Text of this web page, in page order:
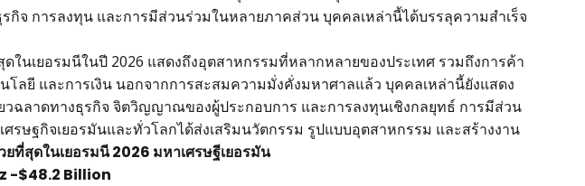
กิจ การลงทุน และการมีส่วนร่วมในหลายภาคส่วน บุคคลเหล่านี้ได้บรรลุความสำเร็จ
ในเยอรมนีในปี 2026 แสดงถึงอุตสาหกรรมที่หลากหลายของประเทศ รวมถึงการค้า
โลยี และการเงิน นอกจากการสะสมความมั่งคั่งมหาศาลแล้ว บุคคลเหล่านี้ยังแสดง
วฉลาดทางธุรกิจ จิตวิญญาณของผู้ประกอบการ และการลงทุนเชิงกลยุทธ์ การมีส่วน
ศรษฐกิจเยอรมันและทั่วโลกได้ส่งเสริมนวัตกรรม รูปแบบอุตสาหกรรม และสร้างงาน
ยที่สุดในเยอรมนี 2026 มหาเศรษฐีเยอรมัน
-$48.2 Billion